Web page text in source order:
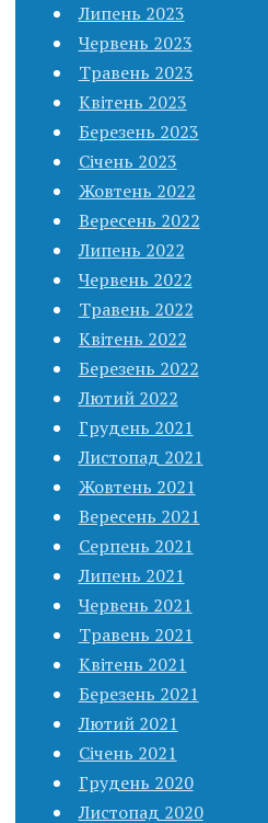
Липень 2023
Червень 2023
Травень 2023
Квітень 2023
Березень 2023
Січень 2023
Жовтень 2022
Вересень 2022
Липень 2022
Червень 2022
Травень 2022
Квітень 2022
Березень 2022
Лютий 2022
Грудень 2021
Листопад 2021
Жовтень 2021
Вересень 2021
Серпень 2021
Липень 2021
Червень 2021
Травень 2021
Квітень 2021
Березень 2021
Лютий 2021
Січень 2021
Грудень 2020
Листопад 2020